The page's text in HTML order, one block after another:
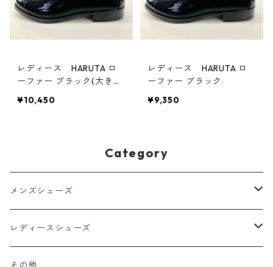
レディース HARUTA ロ
ーファー ブラック(大きい
¥10,450
レディース HARUTA ロ
ーファー ブラック
¥9,350
Category
メンズシューズ
ビジネス
レースアップ
カジュアル
レディースシューズ
サンダル